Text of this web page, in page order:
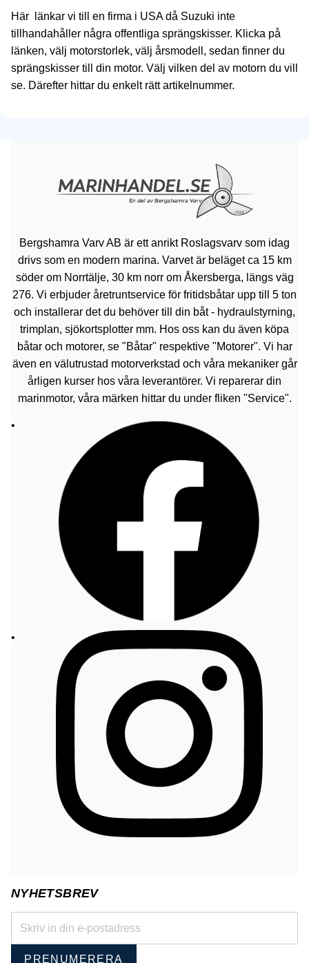
Här länkar vi till en firma i USA då Suzuki inte
tillhandahåller några offentliga sprängskisser. Klicka på
länken, välj motorstorlek, välj årsmodell, sedan finner du
sprängskisser till din motor. Välj vilken del av motorn du vill
se. Därefter hittar du enkelt rätt artikelnummer.
Bergshamra Varv AB är ett anrikt Roslagsvarv som idag
drivs som en modern marina. Varvet är beläget ca 15 km
söder om Norrtälje, 30 km norr om Åkersberga, längs väg
276. Vi erbjuder åretruntservice för fritidsbåtar upp till 5 ton
och installerar det du behöver till din båt - hydraulstyrning,
trimplan, sjökortsplotter mm. Hos oss kan du även köpa
båtar och motorer, se "Båtar" respektive "Motorer". Vi har
även en välutrustad motorverkstad och våra mekaniker går
årligen kurser hos våra leverantörer. Vi reparerar din
marinmotor, våra märken hittar du under fliken "Service".
NYHETSBREV
PRENUMERERA